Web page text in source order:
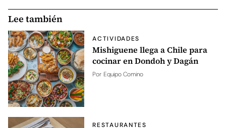
Lee también
ACTIVIDADES
Mishiguene llega a Chile para
cocinar en Dondoh y Dagán
Por Equipo Comino
RESTAURANTES